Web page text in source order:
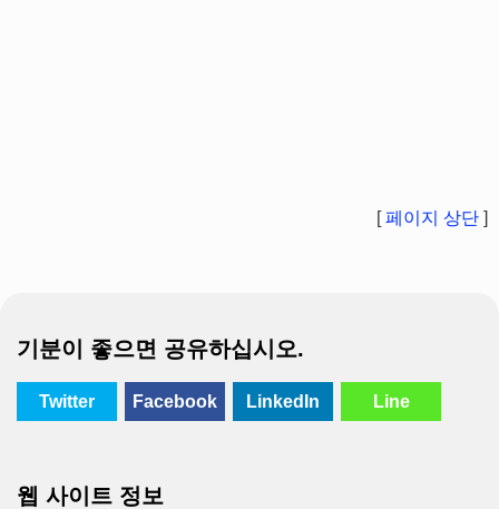
[페이지 상단 ]
기분이 좋으면 공유하십시오.
Twitter Facebook LinkedIn Line
웹 사이트 정보